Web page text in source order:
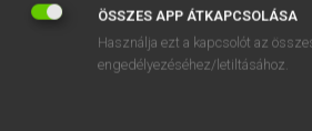
ONLINE
ÖSSZES APP ÁTKAPCSOLÁSA
Használja ezt a kapcsolót az
engedélyezéséhez/letiltásához.